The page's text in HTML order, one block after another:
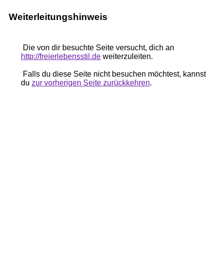
Weiterleitungshinweis
Die von dir besuchte Seite versucht, dich an
http://freierlebensstil.de weiterzuleiten.
Falls du diese Seite nicht besuchen möchtest, kannst
du zur vorherigen Seite zurückkehren.